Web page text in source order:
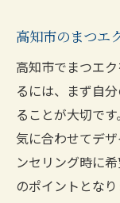
高知市のまつエ
高知市でまつエ
るには、まず自
ることが大切で
気に合わせてデ
ンセリング時に
のポイントとなり